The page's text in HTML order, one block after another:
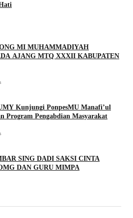
MI MUHAMMADIYAH
AJANG MTQ XXXII KABUPATEN
Kunjungi PonpesMU Manafi’ul
Program Pengabdian Masyarakat
SING DADI SAKSI CINTA
DAN GURU MIMPA